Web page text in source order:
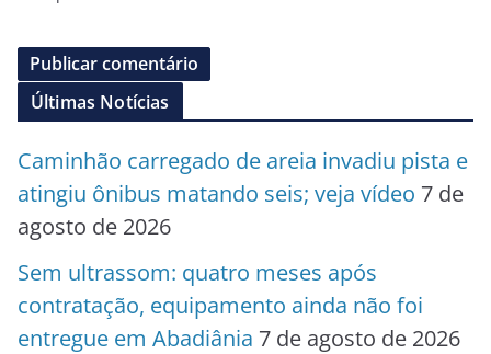
Últimas Notícias
Caminhão carregado de areia invadiu pista e
atingiu ônibus matando seis; veja vídeo 7 de
agosto de 2026
Sem ultrassom: quatro meses após
contratação, equipamento ainda não foi
entregue em Abadiânia 7 de agosto de 2026